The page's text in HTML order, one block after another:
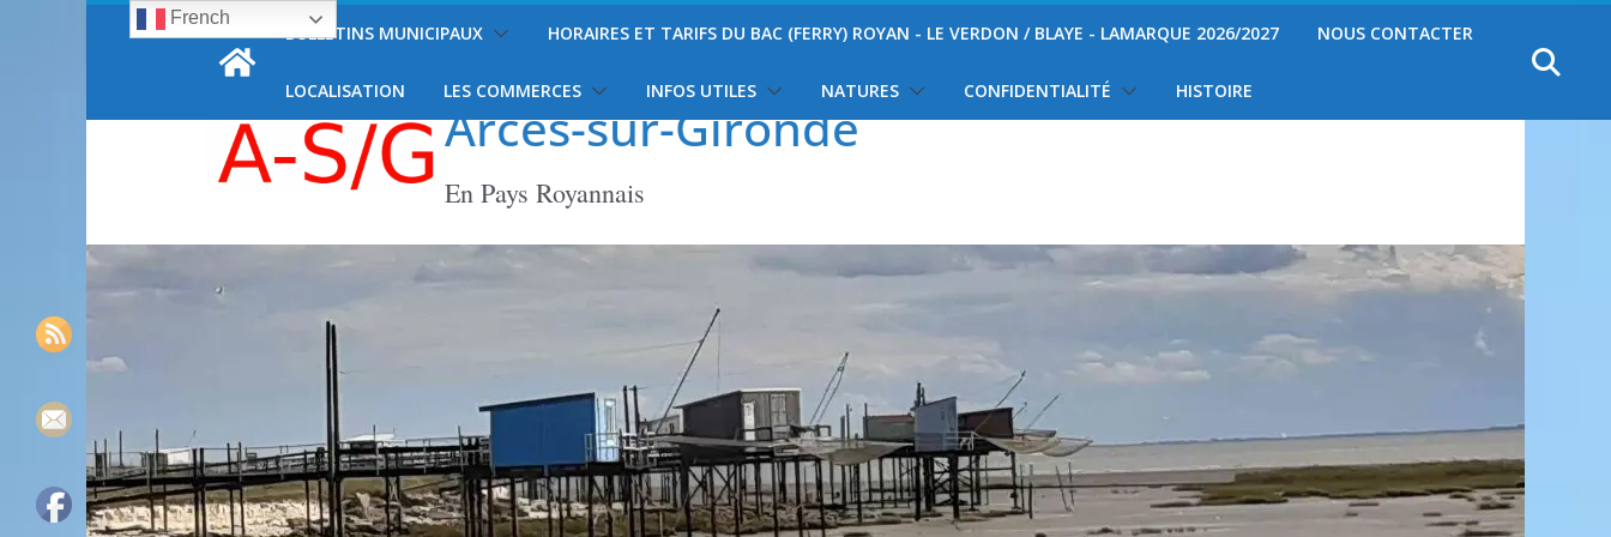
Passersamedi, 8 août, 2026
Arces-sur-Gironde
En Pays Royannais
BULLETINS MUNICIPAUX HORAIRES ET TARIFS DU BAC (FERRY) ROYAN - LE VERDON / BLAYE - LAMARQUE 2026/2027 NOUS CONTACTER
LOCALISATION LES COMMERCES INFOS UTILES NATURES CONFIDENTIALITÉ HISTOIRE
French